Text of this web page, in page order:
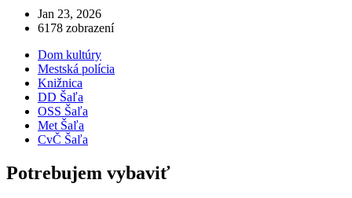
Jan 23, 2026
6178 zobrazení
Dom kultúry
Mestská polícia
Knižnica
DD Šaľa
OSS Šaľa
Met Šaľa
CvČ Šaľa
Potrebujem vybaviť